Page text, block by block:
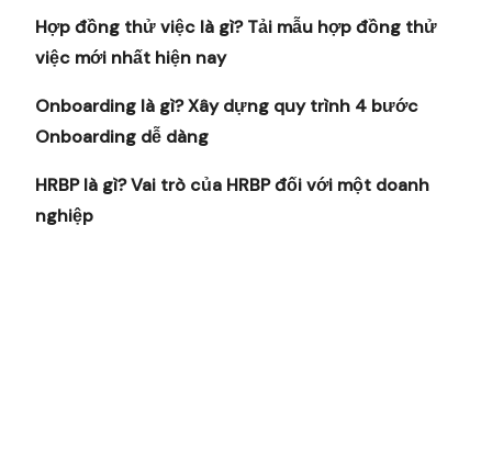
Hợp đồng thử việc là gì? Tải mẫu hợp đồng thử
việc mới nhất hiện nay
Onboarding là gì? Xây dựng quy trình 4 bước
Onboarding dễ dàng
HRBP là gì? Vai trò của HRBP đối với một doanh
nghiệp